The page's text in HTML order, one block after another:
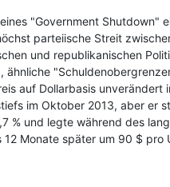
"Government Shutdown"
parteiische Streit
und republikanischen
ähnliche
auf Dollarbasis unverändert
im Oktober 2013, aber er
% und legte während des
12 Monate später um 90 $ pro